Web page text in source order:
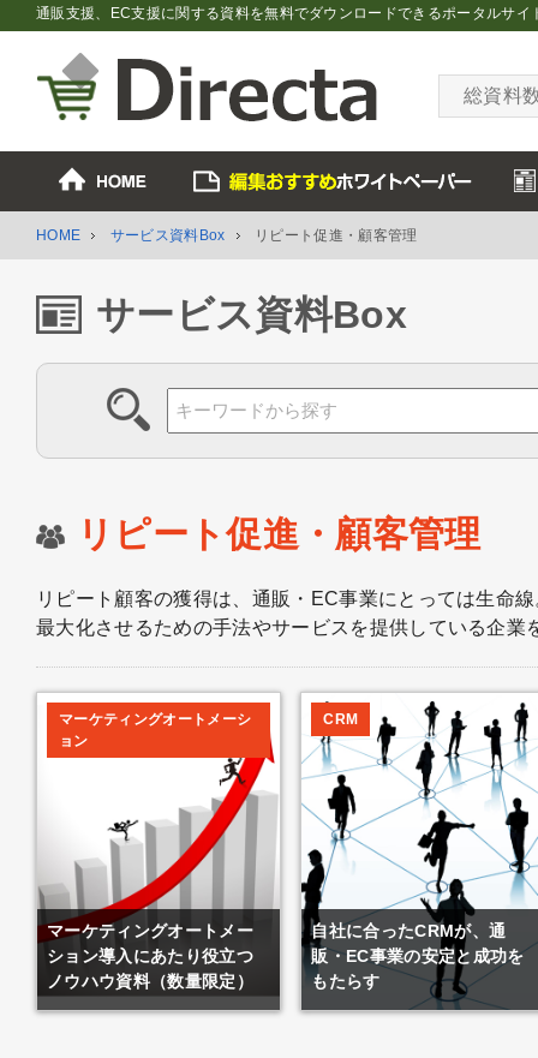
通販支援、EC支援に関する資料を無料でダウンロードできるポータルサイ
総資料
HOME サービス資料Box リピート促進・顧客管理
サービス資料Box
リピート促進・顧客管理
リピート顧客の獲得は、通販・EC事業にとっては生命
最大化させるための手法やサービスを提供している企業
マーケティングオートメーシ
ョン
マーケティングオートメー
ション導入にあたり役立つ
ノウハウ資料（数量限定）
CRM
自社に合ったCRMが、通
販・EC事業の安定と成功を
もたらす